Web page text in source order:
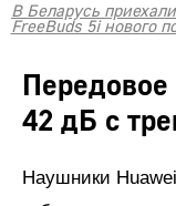
В Беларусь
FreeBuds 5i нового
42 дБ с
Наушники